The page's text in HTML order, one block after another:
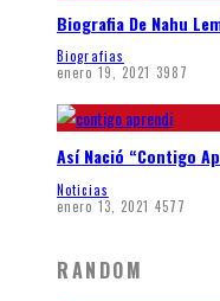
Biografia De Nahu
Biografias
enero 19, 2021 3987
Así Nació “Contigo
Noticias
enero 13, 2021 4577
RANDOM